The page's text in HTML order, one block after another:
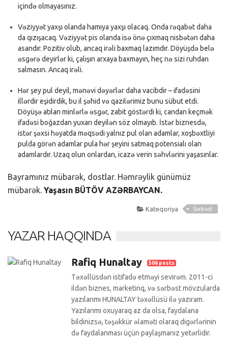
içində olmayasınız.
Vəziyyət yaxşı olanda hamıya yaxşı olacaq. Onda rəqabət daha
da qızışacaq. Vəziyyət pis olanda isə önə çıxmaq nisbətən daha
asandır. Pozitiv olub, ancaq irəli baxmaq lazımdır. Döyüşdə belə
əsgərə deyirlər ki, çalışın arxaya baxmayın, heç nə sizi ruhdan
salmasın. Ancaq irəli.
Hər şey pul deyil, mənəvi dəyərlər daha vacibdir – ifadəsini
illərdir eşidirdik, bu il şəhid və qazilərimiz bunu sübut etdi.
Döyüşə atılan minlərlə əsgər, zabit göstərdi ki, candan keçmək
ifadəsi boğazdan yuxarı deyilən söz olmayıb. İstər biznesdə,
istər şəxsi həyatda məqsədi yalnız pul olan adamlar, xoşbəxtliyi
pulda görən adamlar pula hər şeyini satmaq potensialı olan
adamlardır. Uzaq olun onlardan, icazə verin səhvlərini yaşasınlar.
Bayramınız mübarək, dostlar. Həmrəylik günümüz
mübarək. Yaşasın BÜTÖV AZƏRBAYCAN.
Kateqoriya Sərbəst
YAZAR HAQQINDA
Rafiq Hunaltay 506 posts
Təxəllüsdən istifadə etməyi sevirəm. 2011-ci
ildən biznes, marketinq, və sərbəst mövzularda
yazılarımı HUNALTAY təxəllüsü ilə yazıram.
Yazılarımı oxuyaraq az da olsa, faydalana
bildinizsə, təşəkkür əlaməti olaraq digərlərinin
də faydalanması üçün paylaşmanız yetərlidir.